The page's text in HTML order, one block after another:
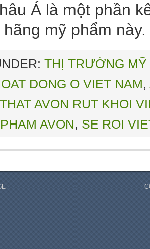
Á là một phần
mỹ phẩm này.
THỊ TRƯỜNG
DONG O VIET NAM,
AVON RUT KHOI
AVON, SE ROI